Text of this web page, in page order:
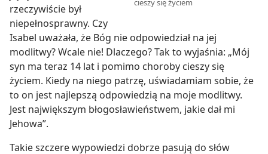
cieszy się życiem
rzeczywiście był
niepełnosprawny. Czy
Isabel uważała, że Bóg nie odpowiedział na jej
modlitwy? Wcale nie! Dlaczego? Tak to wyjaśnia: „Mój
syn ma teraz 14 lat i pomimo choroby cieszy się
życiem. Kiedy na niego patrzę, uświadamiam sobie, że
to on jest najlepszą odpowiedzią na moje modlitwy.
Jest największym błogosławieństwem, jakie dał mi
Jehowa”.
Takie szczere wypowiedzi dobrze pasują do słów